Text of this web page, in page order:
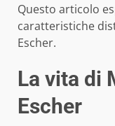
Questo articolo
caratteristiche
Escher.
La vita di
Escher